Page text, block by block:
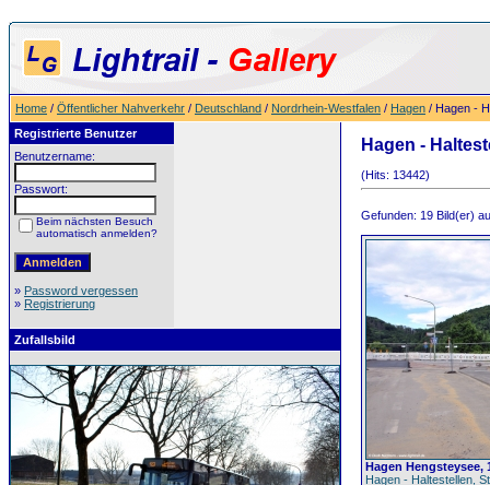
Home / Öffentlicher Nahverkehr / Deutschland / Nordrhein-Westfalen / Hagen / Hagen -
Registrierte Benutzer
Benutzername:
Passwort:
Beim nächsten Besuch
automatisch anmelden?
» Password vergessen
» Registrierung
Zufallsbild
Hagen -
(Hits: 13442)
Gefunden: 19 Bild(er)
Hagen Hengsteysee,
Hagen - Haltestellen,